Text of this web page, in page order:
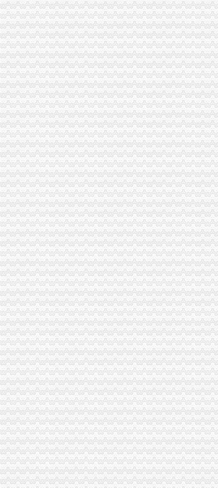
四川一般纳税人资格查询：四川财
全国一般纳税人资格查询
如何查询一般纳税人资格（以广东为例）_增值税一般纳税人查询_一般
增值税一般纳税人查询–会计网词库
一般纳税人资格查询
广东一般纳税人查询App下载|一般纳税人查询广东税务局版下载2.4.0
四川省国税网上办税服务厅增值税一般纳税人资格查询
关于一般纳税人与小规模纳税人的查询
一般纳税人咨询公司,开展教育服务,增值税有优惠吗_中华会计网校_
一般纳税人税率查询|一般纳税人如何算税
上海税务网的一般纳税人资格查询,可以查来自上海税务-微博
北京各区一般纳税人资格查询帮助你three_周边服务栏目_机电之家网
一般纳税人资格查询_中华文本库
一般纳税人咨询处-深圳58同城
如何查询增值税一般纳税人认定信息？_资料网
一般纳税人查询广东税务局版2.4.0安卓版-新云软件园
如何查询一般纳税人资格_百度经验
青岛一般纳税人查询